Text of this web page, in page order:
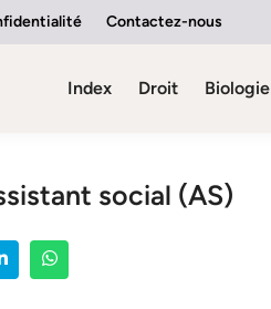
Contactez-nous
Index Droit Biologie
social (AS)